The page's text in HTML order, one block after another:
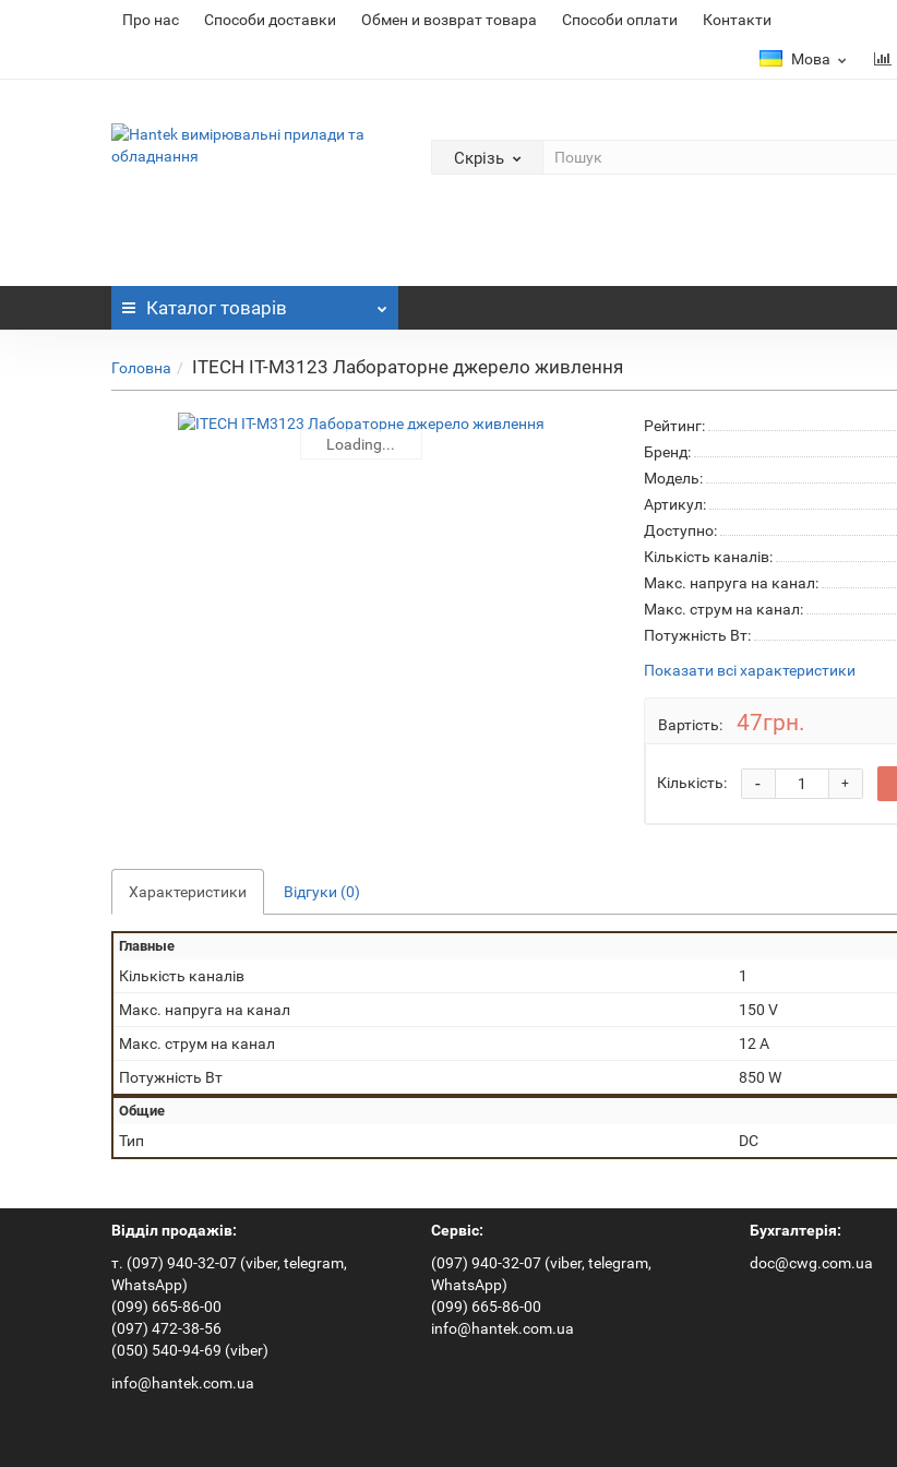
Про нас Cпособи доставки Обмен и возврат товара Способи оплати Контакти
Мова
Скрізь
Каталог товарів
Головна ITECH IT-M3123 Лабораторне джерело живлення
Loading...
Loading...
Рейтинг:
Бренд:
Модель:
Артикул:
Доступно:
Кількість каналів:
Макс. напруга на канал:
Макс. струм на канал:
Потужність Вт:
Показати всі характеристики
Вартість: 47грн.
Кількість: +
-
Характеристики Відгуки (0)
Главные
Кількість каналів
1
Макс. напруга на канал
150 V
Макс. струм на канал
12 A
Потужність Вт
850 W
Общие
Тип DC
Відділ продажів:
т. (097) 940-32-07 (viber, telegram,
WhatsApp)
(099) 665-86-00
(097) 472-38-56
(050) 540-94-69 (viber)
info@hantek.com.ua
Сервіс:
(097) 940-32-07 (viber, telegram,
WhatsApp)
(099) 665-86-00
info@hantek.com.ua
Бухгалтерія:
doc@cwg.com.ua